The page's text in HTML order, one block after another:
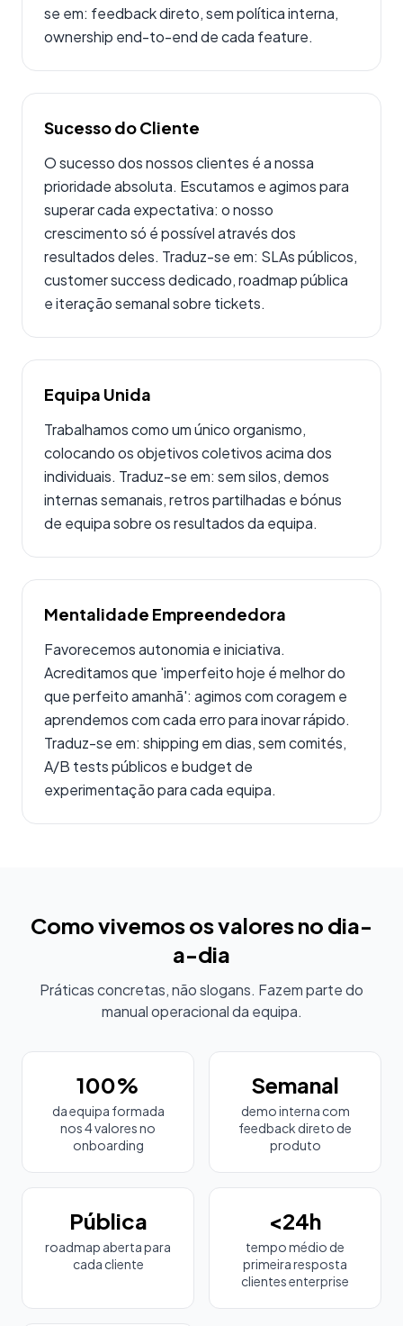
se em: feedback direto, sem política interna,
ownership end-to-end de cada feature.
Sucesso do Cliente
O sucesso dos nossos clientes é a nossa
prioridade absoluta. Escutamos e agimos para
superar cada expectativa: o nosso
crescimento só é possível através dos
resultados deles. Traduz-se em: SLAs públicos,
customer success dedicado, roadmap pública
e iteração semanal sobre tickets.
Equipa Unida
Trabalhamos como um único organismo,
colocando os objetivos coletivos acima dos
individuais. Traduz-se em: sem silos, demos
internas semanais, retros partilhadas e bónus
de equipa sobre os resultados da equipa.
Mentalidade Empreendedora
Favorecemos autonomia e iniciativa.
Acreditamos que 'imperfeito hoje é melhor do
que perfeito amanhã': agimos com coragem e
aprendemos com cada erro para inovar rápido.
Traduz-se em: shipping em dias, sem comités,
A/B tests públicos e budget de
experimentação para cada equipa.
Como vivemos os valores no dia-
a-dia
Práticas concretas, não slogans. Fazem parte do
manual operacional da equipa.
100%
da equipa formada
nos 4 valores no
onboarding
Semanal
demo interna com
feedback direto de
produto
Pública
roadmap aberta para
cada cliente
<24h
tempo médio de
primeira resposta
clientes enterprise